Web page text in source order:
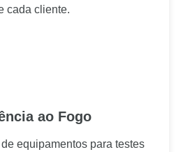
cada cliente.
ao Fogo
equipamentos para testes